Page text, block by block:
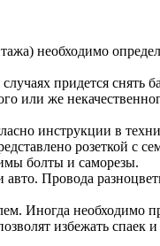
необходимо
придется снять
или же
инструкции в
розеткой с
болты и саморезы.
Провода
Иногда необходимо
избежать спаек и